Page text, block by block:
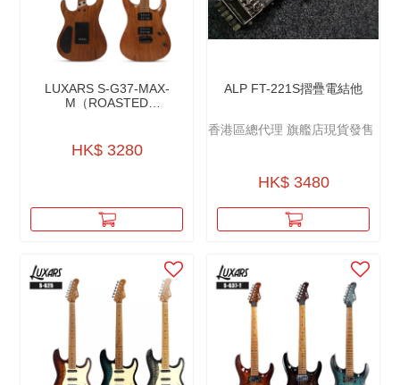
LUXARS S-G37-MAX-
M（ROASTED
SYSTEM ELECTRIC
GUITARR）烤桃花心木24
HK$ 3280
ALP FT-221S摺疊電結他
香港區總代理 旗艦店現貨發售
HK$ 3480